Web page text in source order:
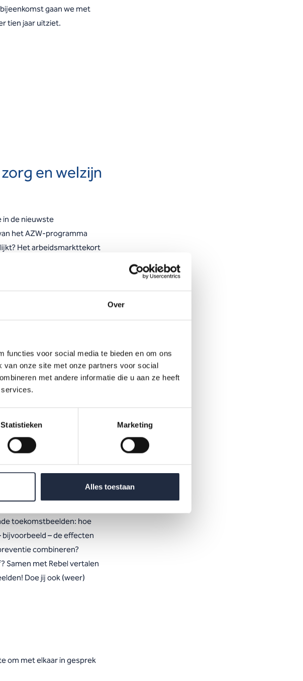
Over
functies voor social media te bieden en om ons
onze site met onze partners voor social
met andere informatie die u aan ze heeft
Statistieken Marketing
Alles toestaan
gaan we met
tien jaar uitziet.
en welzijn
in de nieuwste
het AZW-programma
Het arbeidsmarkttekort
tien jaar ontwikkelt.
is een grote uitdaging, dat
is er niet. Om het
die kunnen
Tijdens de
het onderzoek.
toekomstbeelden: hoe
bijvoorbeeld – de effecten
combineren?
Samen met Rebel vertalen
Doe jij ook (weer)
om met elkaar in gesprek